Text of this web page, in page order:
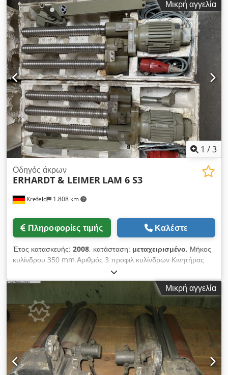
επικοινωνήστε μαζί μας τηλεφωνικά ή μέσω email.
+ δεξιά, Djdpfxow Tdvbo Afwjkr Η τιμή αναφέρεται σε 1
ζευγάρι το καθένα
Μικρή αγγελία
1 /3
Krefeld 1.808 km
Οδηγός άκρων
ERHARDT & LEIMER LAM 6 S3
Πληροφορίες τιμής Καλέστε
Έτος κατασκευής: 2008, κατάσταση: μεταχειρισμένο, Μήκος
κυλίνδρου 350 mm Αριθμός 3 προφιλ κυλίνδρων Κινητήρας
ηλεκτρικός kW 1 ζεύγος μεταχειρισμένων απλωτήρων ακμής,
ως οδηγός υφασμάτινης ταινίας για περιελισσόμενα
υφασμάτινα άκρα (πλεκτό) Τύπος LAM 6 S3, ηλεκτρική κίνηση,
κατασκευή αριστερή + δεξιά, η τιμή αφορά το ζεύγος,
Dkedpfjw Tm Tcox Afwjr
Μικρή αγγελία